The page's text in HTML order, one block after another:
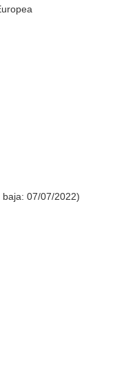
07/07/2022)